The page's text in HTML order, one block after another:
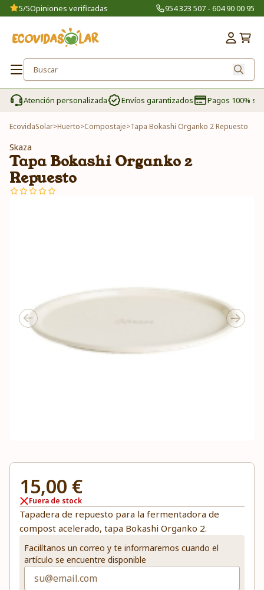
5/5Opiniones verificadas 954 323 507 - 604 90 00 95
Atención personalizada Envíos garantizados Pagos 100%
EcovidaSolar>Huerto>Compostaje>Tapa Bokashi Organko 2 Repuesto
Skaza
Tapa Bokashi Organko 2
Repuesto
15,00 €
Fuera de stock
Tapadera de repuesto para la fermentadora de
compost acelerado, tapa Bokashi Organko 2.
Facilítanos un correo y te informaremos cuando el
artículo se encuentre disponible